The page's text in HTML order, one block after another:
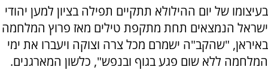
בעיצומו של יום ההילולא תתקיים תפילה בציון למען יהודי
ישראל הנמצאים תחת מתקפת טילים מאז פרוץ המלחמה
באיראן, "שהקב"ה ישמרם מכל צרה וצוקה ויעברו את ימי
המלחמה ללא שום פגע בגוף ובנפש", כלשון המארגנים.